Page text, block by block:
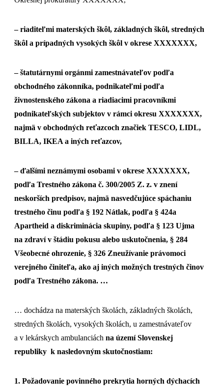
– riaditeľmi materských škôl, základných škôl, stredných
škôl a prípadných vysokých škôl v okrese XXXXXXX,
– štatutárnymi orgánmi zamestnávateľov podľa
obchodného zákonníka, podnikateľmi podľa
živnostenského zákona a riadiacimi pracovníkmi
podnikateľských subjektov v rámci okresu XXXXXXX,
najmä v obchodných reťazcoch značiek TESCO, LIDL,
BILLA, IKEA a iných reťazcov,
– ďalšími neznámymi osobami v okrese XXXXXXX,
podľa Trestného zákona č. 300/2005 Z. z. v znení
neskorších predpisov, najmä nasvedčujúce spáchaniu
trestného činu podľa § 192 Nátlak, podľa § 424a
Apartheid a diskriminácia skupiny, podľa § 123 Ujma
na zdraví v štádiu pokusu alebo uskutočnenia, § 284
Všeobecné ohrozenie, § 326 Zneužívanie právomoci
verejného činiteľa, ako aj iných možných trestných činov
podľa Trestného zákona. …
… dochádza na materských školách, základných školách,
stredných školách, vysokých školách, u zamestnávateľov
a v lekárskych ambulanciáchna území Slovenskej
republiky k nasledovným skutočnostiam:
1. Požadovanie povinného prekrytia horných dýchacích